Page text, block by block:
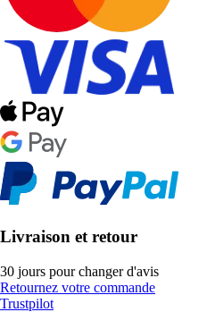
Livraison et retour
30 jours pour changer d'avis
Retournez votre commande
Trustpilot